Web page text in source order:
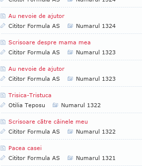
Au nevoie de ajutor
Cititor Formula AS
Numarul 1324
Scrisoare despre mama mea
Cititor Formula AS
Numarul 1323
Au nevoie de ajutor
Cititor Formula AS
Numarul 1323
Trisica-Tristuca
Otilia Teposu
Numarul 1322
Scrisoare către câinele meu
Cititor Formula AS
Numarul 1322
Pacea casei
Cititor Formula AS
Numarul 1321